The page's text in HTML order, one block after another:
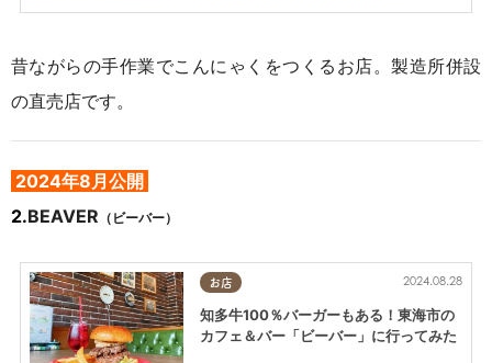
昔ながらの手作業でこんにゃくをつくるお店。製造所併設
の直売店です。
2024年8月公開
2.BEAVER （ビーバー）
お店 2024.08.28
知多牛100％バーガーもある！東海市の
カフェ＆バー「ビーバー」に行ってみた